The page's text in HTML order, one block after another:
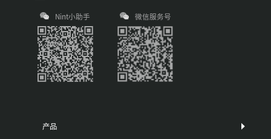
Nint小助手 微信服务号
产品